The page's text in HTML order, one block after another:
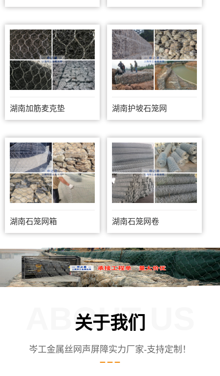
湖南加筋麦克垫 湖南护坡石笼网
湖南石笼网箱 湖南石笼网卷
关于我们
ABOUT US
岑工金属丝网声屏障实力厂家-支持定制！